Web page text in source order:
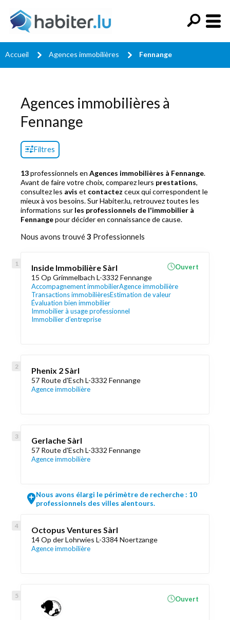
Accueil Agences immobilières Fennange
Agences immobilières à
Fennange
Filtres
13professionnels en Agences immobilières à Fennange.
Avant de faire votre choix, comparez leurs prestations,
consultez les avis et contactez ceux qui correspondent le
mieux à vos besoins. Sur Habiter.lu, retrouvez toutes les
informations sur les professionnels de l'immobilier à
Fennangepour décider en connaissance de cause.
Nous avons trouvé3 Professionnels
Inside Immobilière Sàrl
15 Op Grimmelbach L-3332 Fennange
Accompagnement immobilierAgence immobilière
Transactions immobilièresEstimation de valeur
Évaluation bien immobilier
Immobilier à usage professionnel
Immobilier d’entreprise
Ouvert
Phenix 2 Sàrl
57 Route d'Esch L-3332 Fennange
Agence immobilière
Gerlache Sàrl
57 Route d'Esch L-3332 Fennange
Agence immobilière
Nous avons élargi le périmètre de recherche : 10
professionnels des villes alentours.
Octopus Ventures Sàrl
14 Op der Lohrwies L-3384 Noertzange
Agence immobilière
Ouvert